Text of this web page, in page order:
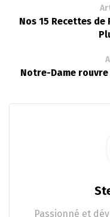
Nos 15 Recettes
Notre-Dame
Passionné et